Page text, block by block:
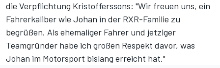
die Verpflichtung Kristofferssons: "Wir freuen uns, ein
Fahrerkaliber wie Johan in der RXR-Familie zu
begrüßen. Als ehemaliger Fahrer und jetziger
Teamgründer habe ich großen Respekt davor, was
Johan im Motorsport bislang erreicht hat."